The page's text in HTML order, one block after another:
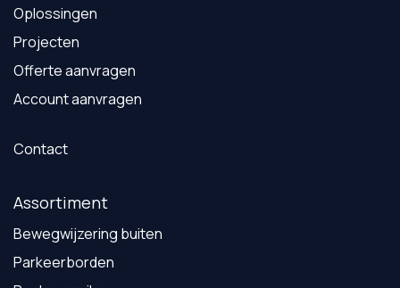
Oplossingen
Projecten
Offerte aanvragen
Account aanvragen
Contact
Assortiment
Bewegwijzering buiten
Parkeerborden